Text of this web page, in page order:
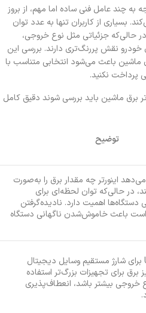
به چند عامل فنی ساده اما مهم، از بروز
بسیاری از کاربران تنها به عدد توان
حالی‌که جزئیاتی مثل نوع خروجی،
خودرو نقش پررنگ‌تری دارند. بررسی این
ماشین باعث می‌شود انتخابی متناسب با
پرداخت نکنید.
برق ماشین باید بررسی شوند دقیق کامل
توضیح
اینورتر چه مقدار برق را به‌صورت
در حالی‌که توان لحظه‌ای برای
دستگاه‌ها اهمیت دارد. نادیده‌گرفتن
باعث خاموش‌شدن ناگهانی دستگاه
وجود خروجی USB برای شارژ مستقیم وسایل دیجیتال
برق برای تجهیزات بزرگ‌تر استفاده
بیشتر باشد، انعطاف‌پذیری